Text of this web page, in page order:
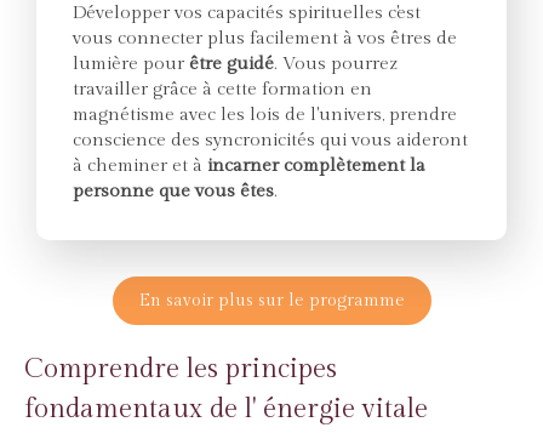
Développer vos capacités spirituelles c'est
vous connecter plus facilement à vos êtres de
lumière pour être guidé. Vous pourrez
travailler grâce à cette formation en
magnétisme avec les lois de l'univers, prendre
conscience des syncronicités qui vous aideront
à cheminer et à incarner complètement la
personne que vous êtes.
En savoir plus sur le programme
Comprendre les principes
fondamentaux de l' énergie vitale